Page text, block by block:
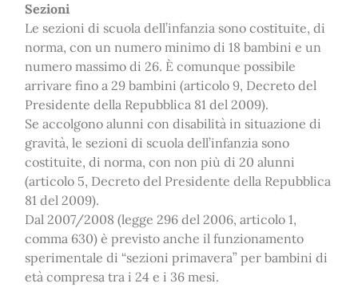
Sezioni
Le sezioni di scuola dell’infanzia sono costituite, di
norma, con un numero minimo di 18 bambini e un
numero massimo di 26. È comunque possibile
arrivare fino a 29 bambini (articolo 9, Decreto del
Presidente della Repubblica 81 del 2009).
Se accolgono alunni con disabilità in situazione di
gravità, le sezioni di scuola dell’infanzia sono
costituite, di norma, con non più di 20 alunni
(articolo 5, Decreto del Presidente della Repubblica
81 del 2009).
Dal 2007/2008 (legge 296 del 2006, articolo 1,
comma 630) è previsto anche il funzionamento
sperimentale di “sezioni primavera” per bambini di
età compresa tra i 24 e i 36 mesi.